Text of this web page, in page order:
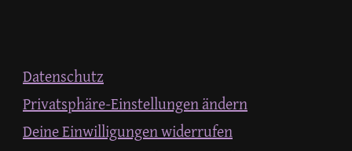
Datenschutz
Privatsphäre-Einstellungen ändern
Deine Einwilligungen widerrufen